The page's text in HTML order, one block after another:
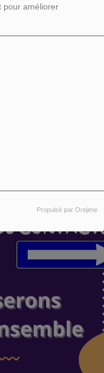
pour améliorer
Propulsé par Orejime